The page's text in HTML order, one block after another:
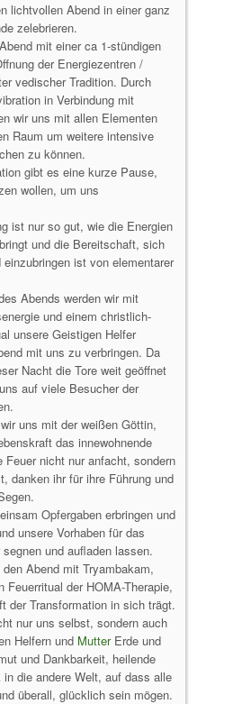
lichtvollen Abend in einer ganz
zelebrieren.
mit einer ca 1-stündigen
der Energiezentren /
vedischer Tradition. Durch
in Verbindung mit
wir uns mit allen Elementen
Raum um weitere intensive
zu können.
gibt es eine kurze Pause,
wollen, um uns
ist nur so gut, wie die Energien
und die Bereitschaft, sich
ist von elementarer
Abends werden wir mit
und einem christlich-
unsere Geistigen Helfer
mit uns zu verbringen. Da
Nacht die Tore weit geöffnet
auf viele Besucher der
uns mit der weißen Göttin,
das innewohnende
Feuer nicht nur anfacht, sondern
danken ihr für ihre Führung und
Opfergaben erbringen und
unsere Vorhaben für das
und aufladen lassen.
Abend mit Tryambakam,
Feuerritual der HOMA-Therapie,
der Transformation in sich trägt.
nur uns selbst, sondern auch
Helfern und MutterErde und
und Dankbarkeit, heilende
in die andere Welt, auf dass alle
überall, glücklich sein mögen.